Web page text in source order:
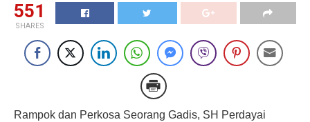
551
SHARES
Rampok dan Perkosa Seorang Gadis, SH Perdayai